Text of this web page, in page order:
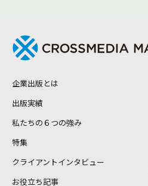
企業出版とは
出版実績
私たちの６つの強み
特集
クライアントインタビュー
お役立ち記事